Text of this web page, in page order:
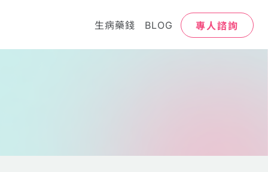
生病藥錢 BLOG 專人諮詢